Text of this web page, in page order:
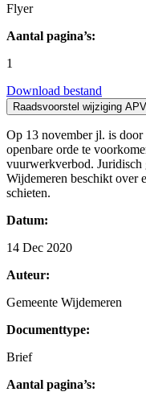
Flyer
Aantal pagina’s:
1
Download bestand
Raadsvoorstel wijziging
Op 13 november jl. is door
openbare orde te
vuurwerkverbod. Juridisch
Wijdemeren beschikt over
schieten.
Datum:
14 Dec 2020
Auteur:
Gemeente Wijdemeren
Documenttype:
Brief
Aantal pagina’s: